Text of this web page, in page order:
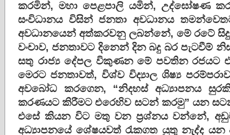
කරමින්, මහා පෙළපාලි යමින්, උද්ඝෝෂණ
සංවිධානය විසින් ජනතා අවධානය
අවධානයෙන් අත්කරවනු ලබන්නේ, මේ රටේ සිදු
වංචාව, ජනතාවට දිනෙන් දින බදු බර පැටවීම්
සතු රාජ්‍ය දේපල විකුණන මේ පවතින රජයට
මෙරට ජනතාවත්, විශ්ව විද්‍යාල ශිෂ්‍ය
අවබෝධ කරගෙන, “නිදහස් අධ්‍යාපනය
කරණයට කිරීමට එරෙහිව සටන් කරමු” යන
එසේ කියන විට මතු වන ප්‍රශ්නය වන්නේ,
අධ්‍යාපනයේ ශේෂයවත් රැකගත යුතු නැද්ද